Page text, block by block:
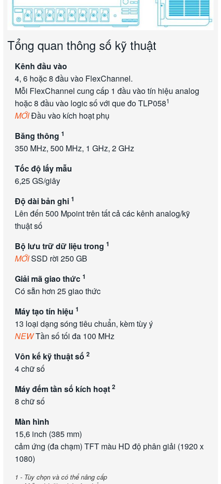
Tổng quan thông số kỹ thuật
Kênh đầu vào
4, 6 hoặc 8 đầu vào FlexChannel.
Mỗi FlexChannel cung cấp 1 đầu vào tín hiệu analog
hoặc 8 đầu vào logic số với que đo TLP0581
MỚIĐầu vào kích hoạt phụ
Băng thông 1
350 MHz, 500 MHz, 1 GHz, 2 GHz
Tốc độ lấy mẫu
6,25 GS/giây
Độ dài bản ghi 1
Lên đến 500 Mpoint trên tất cả các kênh analog/kỹ
thuật số
Bộ lưu trữ dữ liệu trong 1
MỚISSD rời 250 GB
Giải mã giao thức 1
Có sẵn hơn 25 giao thức
Máy tạo tín hiệu 1
13 loại dạng sóng tiêu chuẩn, kèm tùy ý
NEWTần số tối đa 100 MHz
Vôn kế kỹ thuật số 2
4 chữ số
Máy đếm tần số kích hoạt 2
8 chữ số
Màn hình
15,6 inch (385 mm)
cảm ứng (đa chạm) TFT màu HD độ phân giải (1920 x
1080)
1 - Tùy chọn và có thể nâng cấp